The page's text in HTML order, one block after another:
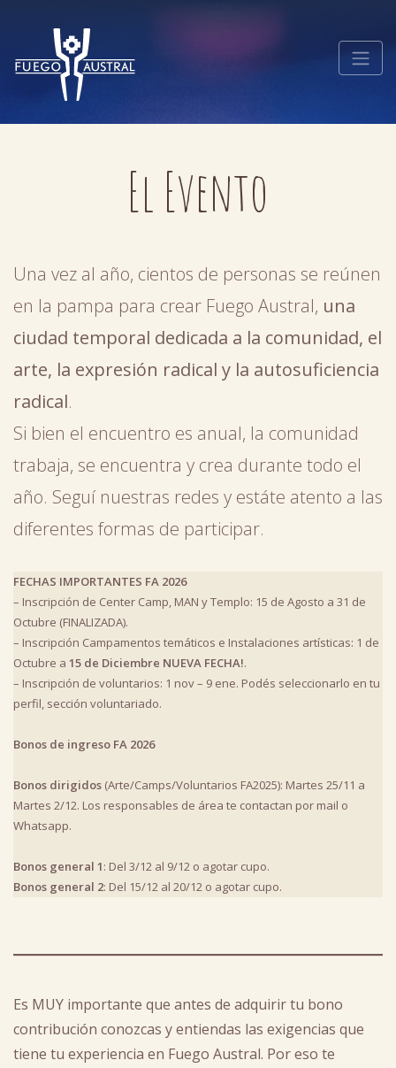
El Evento
Una vez al año, cientos de personas se reúnen
en la pampa para crear Fuego Austral, una
ciudad temporal dedicada a la comunidad, el
arte, la expresión radical y la autosuficiencia
radical.
Si bien el encuentro es anual, la comunidad
trabaja, se encuentra y crea durante todo el
año. Seguí nuestras redes y estáte atento a las
diferentes formas de participar.
FECHAS IMPORTANTES FA 2026
– Inscripción de Center Camp, MAN y Templo: 15 de Agosto a 31 de
Octubre (FINALIZADA).
– Inscripción Campamentos temáticos e Instalaciones artísticas: 1 de
Octubre a 15 de Diciembre NUEVA FECHA!.
– Inscripción de voluntarios: 1 nov – 9 ene. Podés seleccionarlo en tu
perfil, sección voluntariado.
Bonos de ingreso FA 2026
Bonos dirigidos (Arte/Camps/Voluntarios FA2025): Martes 25/11 a
Martes 2/12. Los responsables de área te contactan por mail o
Whatsapp.
Bonos general 1: Del 3/12 al 9/12 o agotar cupo.
Bonos general 2: Del 15/12 al 20/12 o agotar cupo.
Es MUY importante que antes de adquirir tu bono
contribución conozcas y entiendas las exigencias que
tiene tu experiencia en Fuego Austral. Por eso te